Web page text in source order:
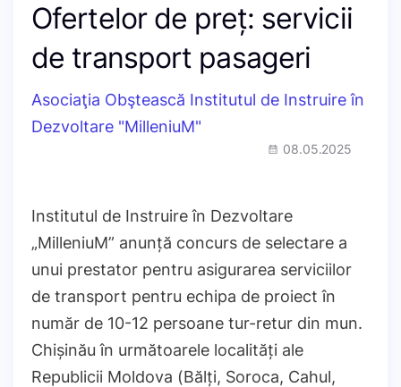
Ofertelor de preț: servicii
de transport pasageri
Asociaţia Obştească Institutul de Instruire în
Dezvoltare "MilleniuM"
08.05.2025
Institutul de Instruire în Dezvoltare
„MilleniuM” anunță concurs de selectare a
unui prestator pentru asigurarea serviciilor
de transport pentru echipa de proiect în
număr de 10-12 persoane tur-retur din mun.
Chișinău în următoarele localități ale
Republicii Moldova (Bălți, Soroca, Cahul,